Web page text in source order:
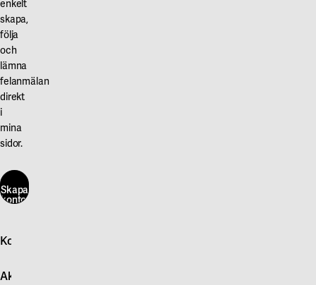
enkelt
skapa,
följa
och
lämna
felanmälan
direkt
i
mina
sidor.
Skapa
konto
här
Kontakta oss
Snabb felanmälan
Aktuellt